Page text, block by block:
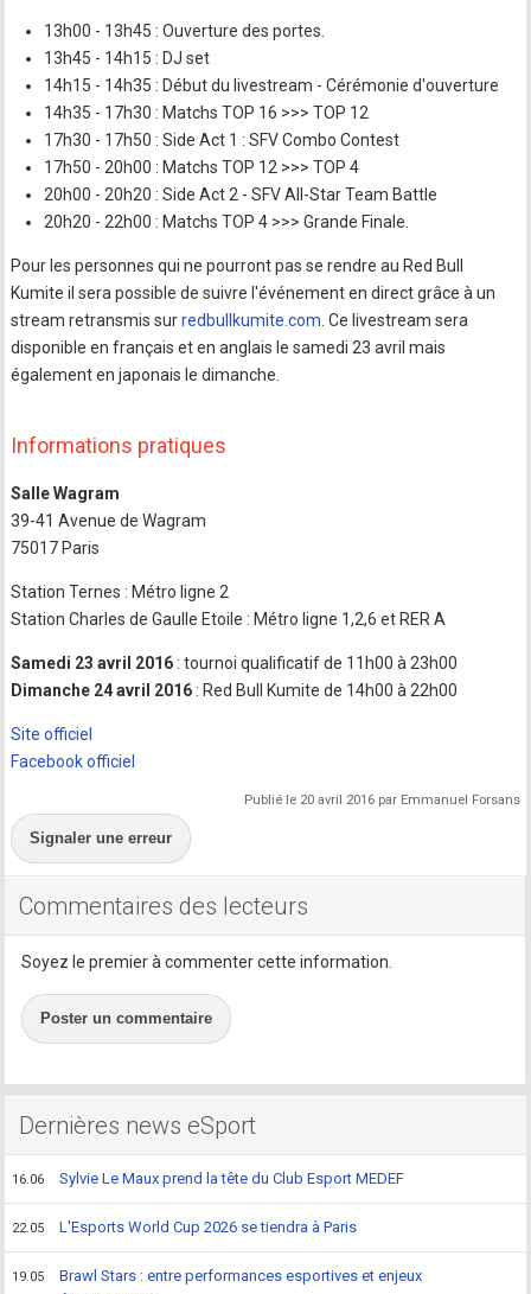
13h00 - 13h45 : Ouverture des portes.
13h45 - 14h15 : DJ set
14h15 - 14h35 : Début du livestream - Cérémonie d'ouverture
14h35 - 17h30 : Matchs TOP 16 >>> TOP 12
17h30 - 17h50 : Side Act 1 : SFV Combo Contest
17h50 - 20h00 : Matchs TOP 12 >>> TOP 4
20h00 - 20h20 : Side Act 2 - SFV All-Star Team Battle
20h20 - 22h00 : Matchs TOP 4 >>> Grande Finale.
Pour les personnes qui ne pourront pas se rendre au Red Bull
Kumite il sera possible de suivre l'événement en direct grâce à un
stream retransmis surredbullkumite.com . Ce livestream sera
disponible en français et en anglais le samedi 23 avril mais
également en japonais le dimanche.
Informations pratiques
Salle Wagram
39-41 Avenue de Wagram
75017 Paris
Station Ternes : Métro ligne 2
Station Charles de Gaulle Etoile : Métro ligne 1,2,6 et RER A
Samedi 23 avril 2016 : tournoi qualificatif de 11h00 à 23h00
Dimanche 24 avril 2016 : Red Bull Kumite de 14h00 à 22h00
Site officiel
Facebook officiel
Publié le 20 avril 2016 par Emmanuel Forsans
Signaler une erreur
Commentaires des lecteurs
Soyez le premier à commenter cette information.
Poster un commentaire
Dernières news eSport
16.06 Sylvie Le Maux prend la tête du Club Esport MEDEF
22.05 L'Esports World Cup 2026 se tiendra à Paris
19.05
Brawl Stars : entre performances esportives et enjeux